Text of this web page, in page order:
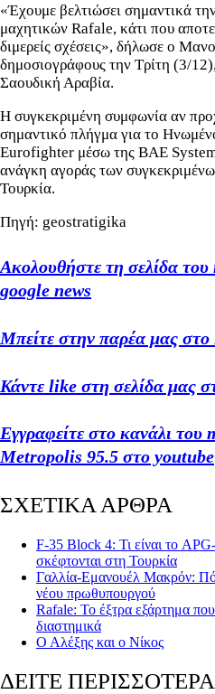
«Έχουμε βελτιώσει σημαντικά
μαχητικών Rafale, κάτι που
διμερείς σχέσεις», δήλωσε ο
δημοσιογράφους την Τρίτη (3/
Σαουδική Αραβία.
Η συγκεκριμένη συμφωνία αν
σημαντικό πλήγμα για το
Eurofighter μέσω της BAE
ανάγκη αγοράς των
Τουρκία.
Πηγή: geostratigika
Ακολουθήστε τη σελίδα
google news
Μπείτε στην παρέα μας
Κάντε like στη σελίδα μας
Εγγραφείτε στο κανάλι
Metropolis 95.5 στο youtube
ΣΧΕΤΙΚΑ ΑΡΘΡΑ
F-35 Block 4: Τι είναι το
σκέφτονται στη Τουρκία
Γαλλία-Εμανουέλ Μακρόν:
νέου πρωθυπουργού
Rafale: Το έξτρα εξάρτημα που
διαστημικά
Ο Αλέξης και ο Νίκος
ΔΕΙΤΕ ΠΕΡΙΣΣΟΤΕΡΑ